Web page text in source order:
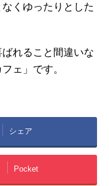
くゆったりとした
れること間違いな
ェ」です。
シェア
Pocket